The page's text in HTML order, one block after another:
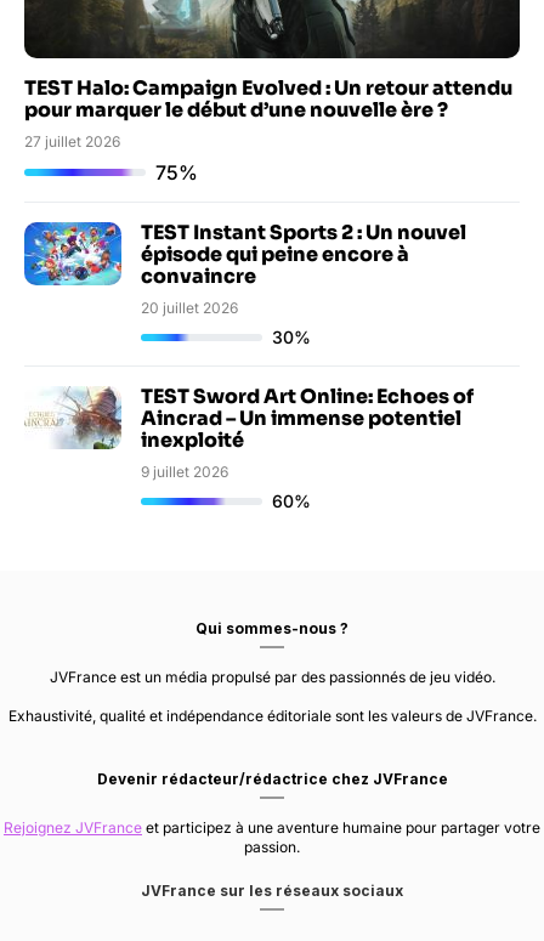
TEST Halo: Campaign Evolved : Un retour attendu
pour marquer le début d’une nouvelle ère ?
27 juillet 2026
75%
TEST Instant Sports 2 : Un nouvel
épisode qui peine encore à
convaincre
20 juillet 2026
30%
TEST Sword Art Online: Echoes of
Aincrad – Un immense potentiel
inexploité
9 juillet 2026
60%
Qui sommes-nous ?
JVFrance est un média propulsé par des passionnés de jeu vidéo.
Exhaustivité, qualité et indépendance éditoriale sont les valeurs de JVFrance.
Devenir rédacteur/rédactrice chez JVFrance
Rejoignez JVFrance et participez à une aventure humaine pour partager votre
passion.
JVFrance sur les réseaux sociaux